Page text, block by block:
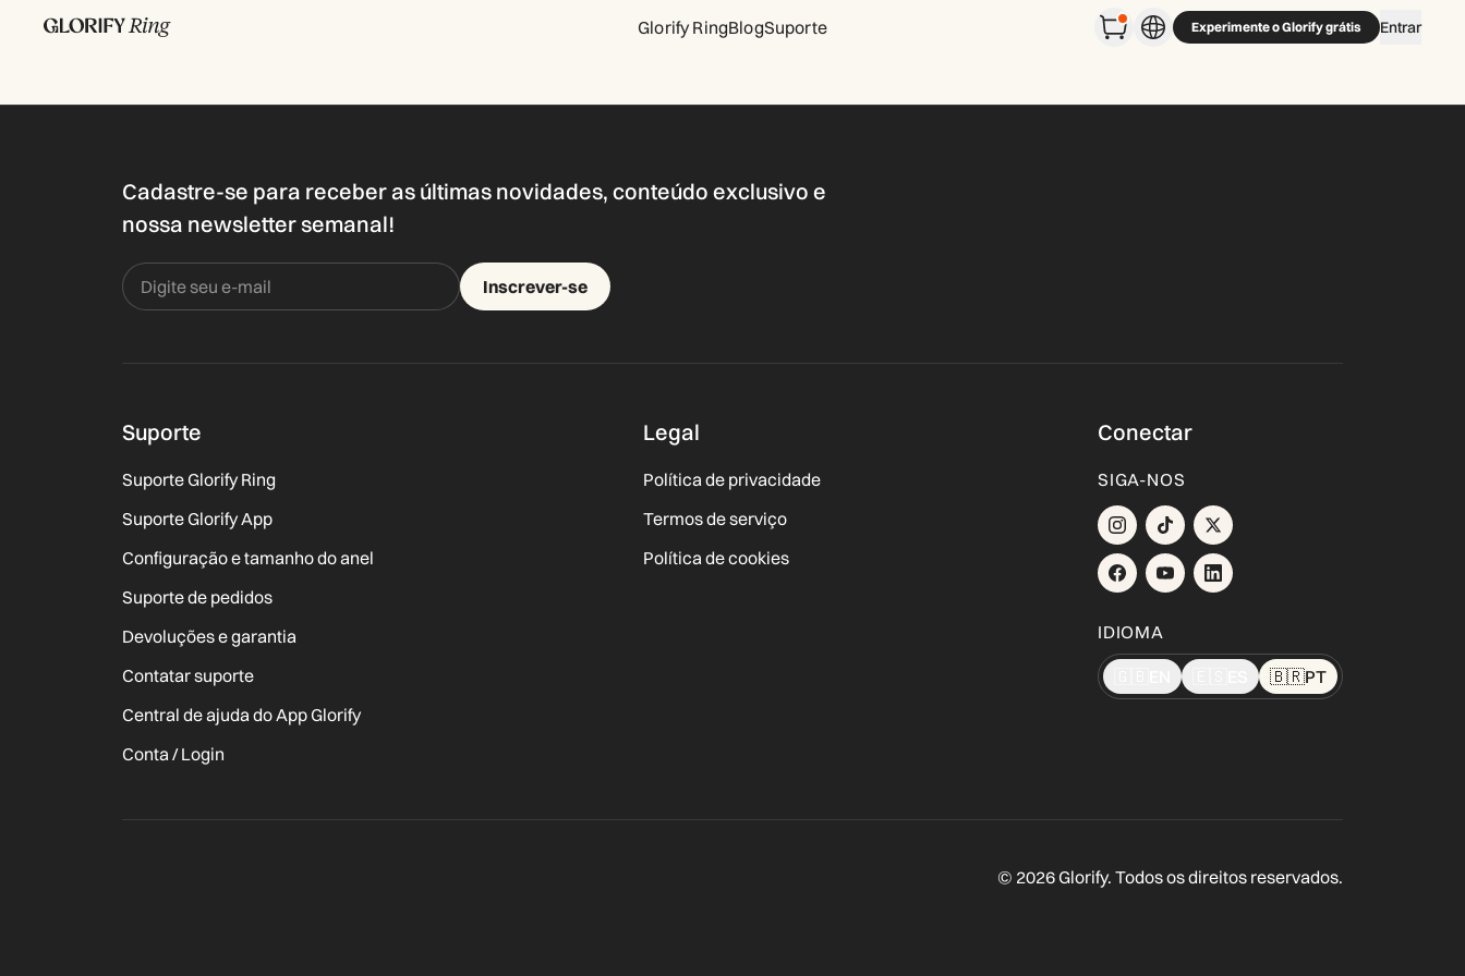
Glorify RingBlogSuporte Experimente o Glorify grátis Entrar
Cadastre-se para receber as últimas novidades, conteúdo exclusivo e
nossa newsletter semanal!
Inscrever-se
Suporte
Suporte Glorify Ring
Suporte Glorify App
Configuração e tamanho do anel
Suporte de pedidos
Devoluções e garantia
Contatar suporte
Central de ajuda do App Glorify
Conta / Login
Legal
Política de privacidade
Termos de serviço
Política de cookies
Conectar
SIGA-NOS
IDIOMA
🇧🇷PT
© 2026 Glorify. Todos os direitos reservados.